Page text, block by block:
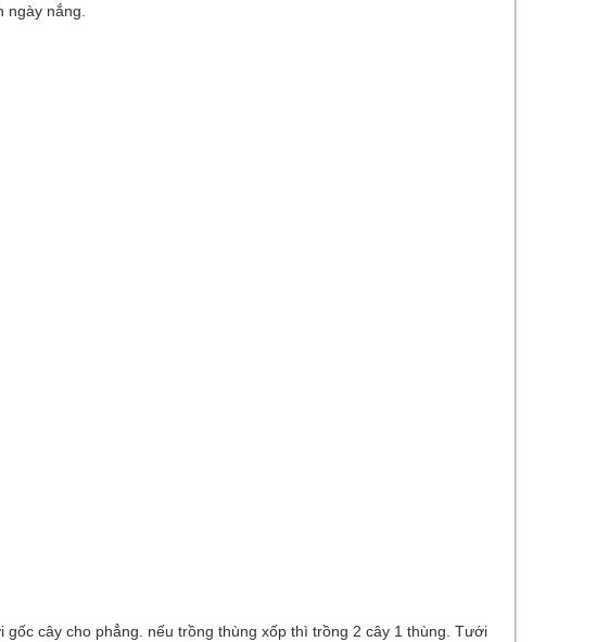
nắng.
cây cho phẳng. nếu trồng thùng xốp thì trồng 2 cây 1 thùng. Tưới